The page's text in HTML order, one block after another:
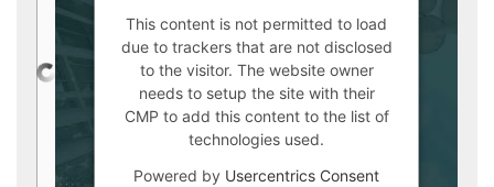
This content is not permitted to load
due to trackers that are not disclosed
to the visitor. The website owner
needs to setup the site with their
CMP to add this content to the list of
technologies used.
Powered by Usercentrics Consent